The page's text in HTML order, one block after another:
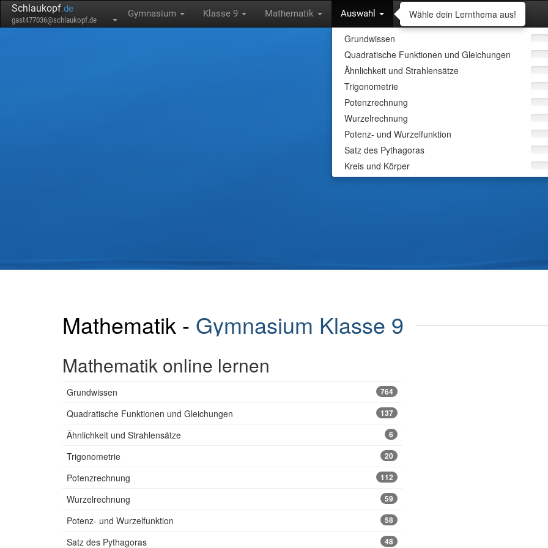
Schlaukopf.de
gast477036@schlaukopf.de
Gymnasium Klasse 9 Mathematik Auswahl
Grundwissen
Quadratische Funktionen und Gleichungen
Ähnlichkeit und Strahlensätze
Trigonometrie
Potenzrechnung
Wurzelrechnung
Potenz- und Wurzelfunktion
Satz des Pythagoras
Kreis und Körper
Wähle dein
Lass dich abfragen und
Mathematik - Gymnasium Klasse 9
Mathematik online lernen
Grundwissen 764
Quadratische Funktionen und Gleichungen 137
Ähnlichkeit und Strahlensätze 6
Trigonometrie 20
Potenzrechnung 112
Wurzelrechnung 59
Potenz- und Wurzelfunktion 58
Satz des Pythagoras 48
Wähle dein Lernthema aus!